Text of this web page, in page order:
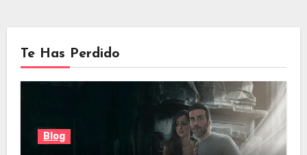
Te Has Perdido
Blog